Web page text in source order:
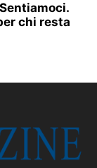
chi resta